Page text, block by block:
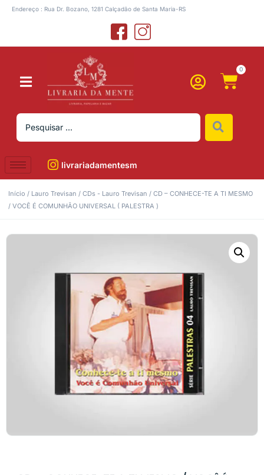
Endereço : Rua Dr. Bozano, 1281 Calçadão de Santa Maria-RS
0
livrariadamentesm
Início / Lauro Trevisan / CDs - Lauro Trevisan / CD – CONHECE-TE A TI MESMO
/ VOCÊ É COMUNHÃO UNIVERSAL ( PALESTRA )